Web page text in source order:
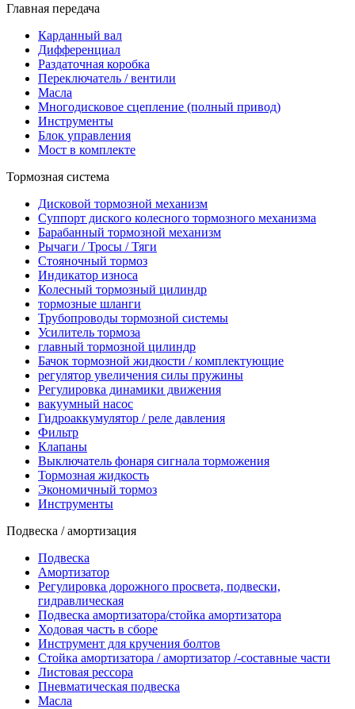
Главная передача
Карданный вал
Дифференциал
Раздаточная коробка
Переключатель / вентили
Масла
Многодисковое сцепление (полный привод)
Инструменты
Блок управления
Мост в комплекте
Тормозная система
Дисковой тормозной механизм
Суппорт диского колесного тормозного механизма
Барабанный тормозной механизм
Рычаги / Тросы / Тяги
Стояночный тормоз
Индикатор износа
Колесный тормозный цилиндр
тормозные шланги
Трубопроводы тормозной системы
Усилитель тормоза
главный тормозной цилиндр
Бачок тормозной жидкости / комплектующие
регулятор увеличения силы пружины
Регулировка динамики движения
вакуумный насос
Гидроаккумулятор / реле давления
Фильтр
Клапаны
Выключатель фонаря сигнала торможения
Тормозная жидкость
Экономичный тормоз
Инструменты
Подвеска / амортизация
Подвеска
Амортизатор
Регулировка дорожного просвета, подвески,
гидравлическая
Подвеска амортизатора/стойка амортизатора
Ходовая часть в сборе
Инструмент для кручения болтов
Стойка амортизатора / амортизатор /-составные части
Листовая рессора
Пневматическая подвеска
Масла